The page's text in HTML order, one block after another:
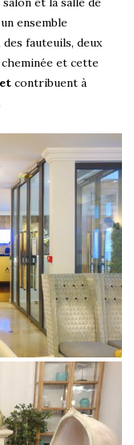
ensemble
fauteuils, deux
et cette
contribuent à